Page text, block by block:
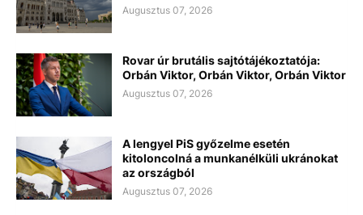
Augusztus 07, 2026
Rovar úr brutális sajtótájékoztatója:
Orbán Viktor, Orbán Viktor, Orbán Viktor
Augusztus 07, 2026
A lengyel PiS győzelme esetén
kitoloncolná a munkanélküli ukránokat
az országból
Augusztus 07, 2026